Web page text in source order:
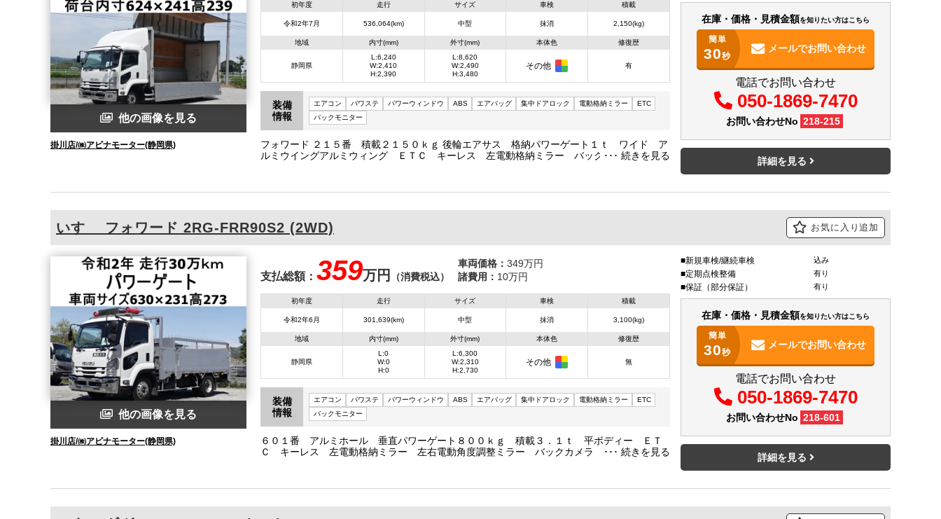
他の画像を見る
掛川店/㈱アビナモーター(静岡県)
初年度
令和2年7月
走行
536,064(km)
サイズ
中型
車検
抹消
積載
2,150(kg)
地域
静岡県
内寸(mm)
L:6,240
W:2,410
H:2,390
外寸(mm)
L:8,620
W:2,490
H:3,480
本体色
その他
修復歴
有
装備
情報
エアコン パワステ パワーウィンドウ ABS エアバッグ 集中ドアロック 電動格納ミラー
ETC
バックモニター
フォワード ２１５番 積載２１５０ｋｇ 後輪エアサス 格納パワーゲート１ｔ ワイド ア
ルミウイングアルミウィング ＥＴＣ キーレス 左電動格納ミラー バックカメラ ベッ
在庫・価格・見積金額を知りたい方はこちら
簡単
30秒
メールでお問い合わせ
電話でお問い合わせ
050-1869-7470
お問い合わせNo 218-215
詳細を見る
いすゞ フォワード 2RG-FRR90S2 (2WD) お気に入り追加
他の画像を見る
掛川店/㈱アビナモーター(静岡県)
支払総額： 359万円 （消費税込）
車両価格： 349万円
諸費用： 10万円
初年度
令和2年6月
走行
301,639(km)
サイズ
中型
車検
抹消
積載
3,100(kg)
地域
静岡県
内寸(mm)
L:0
W:0
H:0
外寸(mm)
L:6,300
W:2,310
H:2,730
本体色
その他
修復歴
無
装備
情報
エアコン パワステ パワーウィンドウ ABS エアバッグ 集中ドアロック 電動格納ミラー
ETC
バックモニター
６０１番 アルミホール 垂直パワーゲート８００ｋｇ 積載３．１ｔ 平ボディー ＥＴ
Ｃ キーレス 左電動格納ミラー 左右電動角度調整ミラー バックカメラ 車検証サイズ
新規車検/継続車検 込み
定期点検整備 有り
保証（部分保証） 有り
在庫・価格・見積金額を知りたい方はこちら
簡単
30秒
メールでお問い合わせ
電話でお問い合わせ
050-1869-7470
お問い合わせNo 218-601
詳細を見る